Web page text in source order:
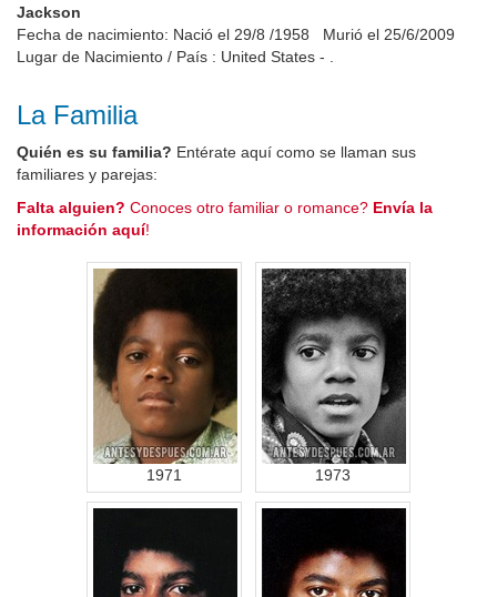
Jackson
Fecha de nacimiento: Nació el 29/8 /1958 Murió el 25/6/2009
Lugar de Nacimiento / País : United States - .
La Familia
Quién es su familia? Entérate aquí como se llaman sus
familiares y parejas:
Falta alguien? Conoces otro familiar o romance? Envía la
información aquí!
1971 1973